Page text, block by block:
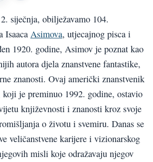
siječnja, obilježavamo 104.
Isaaca Asimova, utjecajnog pisca i
1920. godine, Asimov je poznat kao
autora djela znanstvene fantastike,
znanosti. Ovaj američki znanstvenik
je preminuo 1992. godine, ostavio
književnosti i znanosti kroz svoje
o životu i svemiru. Danas se
veličanstvene karijere i vizionarskog
misli koje odražavaju njegov